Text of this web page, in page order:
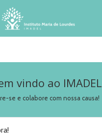
vindo ao IMADEL
se e colabore com nossa causa!